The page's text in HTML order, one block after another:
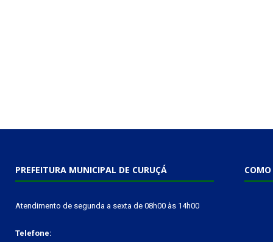
PREFEITURA MUNICIPAL DE CURUÇÁ
Atendimento de segunda a sexta de 08h00 às 14h00
Telefone:
COMO